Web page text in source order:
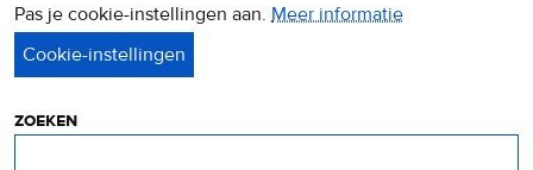
Pas je cookie-instellingen aan. Meer informatie
zoeken